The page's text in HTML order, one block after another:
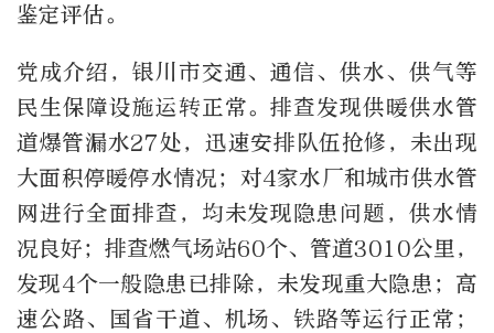
鉴定评估。
党成介绍，银川市交通、通信、供水、供气等
民生保障设施运转正常。排查发现供暖供水管
道爆管漏水27处，迅速安排队伍抢修，未出现
大面积停暖停水情况；对4家水厂和城市供水管
网进行全面排查，均未发现隐患问题，供水情
况良好；排查燃气场站60个、管道3010公里，
发现4个一般隐患已排除，未发现重大隐患；高
速公路、国省干道、机场、铁路等运行正常；